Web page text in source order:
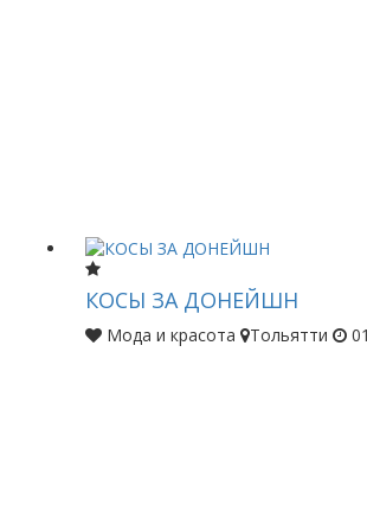
КОСЫ ЗА ДОНЕЙШН
Мода и красота Тольятти